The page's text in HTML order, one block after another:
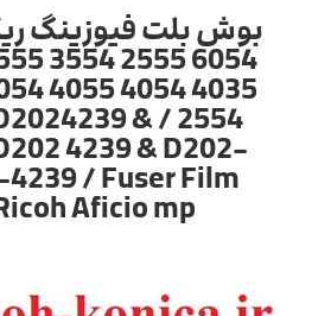
بوش بلت فیوزینگ
D2024239 &
4239 & D202-
/ Fuser Film
Aficio mp